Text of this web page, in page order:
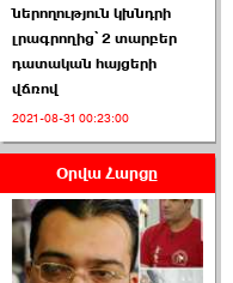
ՏԵՍԱՆՅՈՒԹ․ Ի՞նչ
իրավիճակ է այս ›››
2026-07-04 10:40:00
ներողություն կխնդրի
լրագրողից՝ 2 տարբեր
դատական հայցերի
վճռով
2021-08-31 00:23:00
Օրվա Հարցը